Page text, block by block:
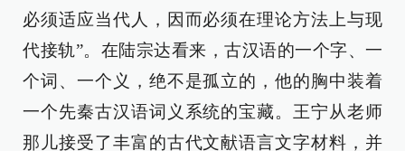
必须适应当代人，因而必须在理论方法上与现
代接轨”。在陆宗达看来，古汉语的一个字、一
个词、一个义，绝不是孤立的，他的胸中装着
一个先秦古汉语词义系统的宝藏。王宁从老师
那儿接受了丰富的古代文献语言文字材料，并